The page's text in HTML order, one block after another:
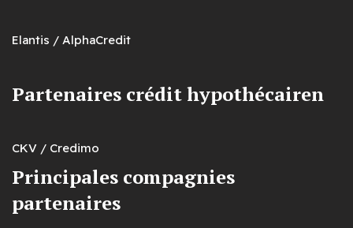
Elantis / AlphaCredit
Partenaires crédit hypothécairen
CKV / Credimo
Principales compagnies
partenaires